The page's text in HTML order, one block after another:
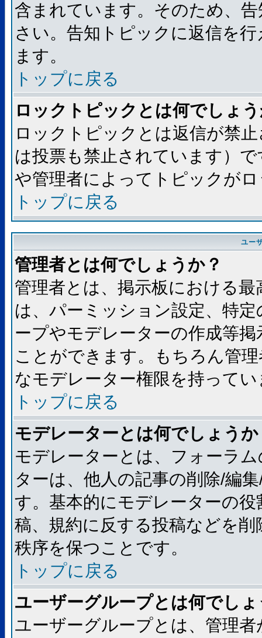
含まれています。そのため、
さい。告知トピックに返信を
ます。
トップに戻る
ロックトピックとは何でしょ
ロックトピックとは返信が禁
は投票も禁止されています）
や管理者によってトピックが
トップに戻る
ユー
管理者とは何でしょうか？
管理者とは、掲示板における
は、パーミッション設定、特
ープやモデレーターの作成等
ことができます。もちろん管
なモデレーター権限を持ってい
トップに戻る
モデレーターとは何でしょうか
モデレーターとは、フォーラ
ターは、他人の記事の削除/編
す。基本的にモデレーターの
稿、規約に反する投稿などを
秩序を保つことです。
トップに戻る
ユーザーグループとは何でし
ユーザーグループとは、管理